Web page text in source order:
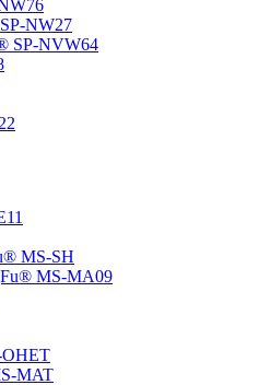
NW27
SP-NVW64
MS-SH
MS-MA09
OHET
MAT